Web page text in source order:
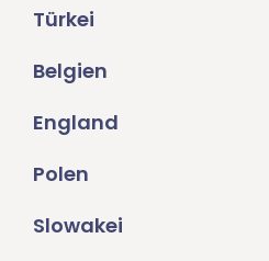
Türkei
Belgien
England
Polen
Slowakei